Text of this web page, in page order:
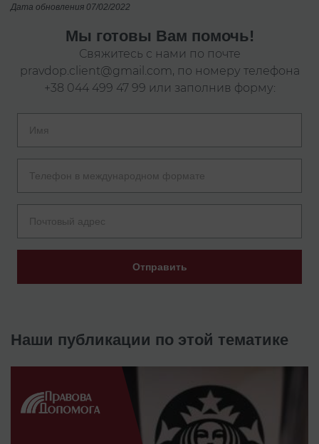
Дата обновления 07/02/2022
Мы готовы Вам помочь!
Свяжитесь с нами по почте
pravdop.client@gmail.com, по номеру телефона
+38 044 499 47 99 или заполнив форму:
Отправить
Наши публикации по этой тематике